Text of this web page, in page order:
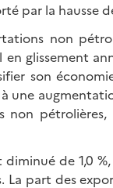
par la hausse
non
glissement
son
une
non
de 1,0
La part des